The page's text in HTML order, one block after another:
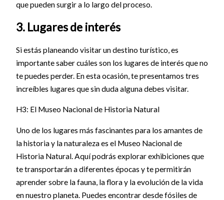
que pueden surgir a lo largo del proceso.
3. Lugares de interés
Si estás planeando visitar un destino turístico, es
importante saber cuáles son los lugares de interés que no
te puedes perder. En esta ocasión, te presentamos tres
increíbles lugares que sin duda alguna debes visitar.
H3: El Museo Nacional de Historia Natural
Uno de los lugares más fascinantes para los amantes de
la historia y la naturaleza es el Museo Nacional de
Historia Natural. Aquí podrás explorar exhibiciones que
te transportarán a diferentes épocas y te permitirán
aprender sobre la fauna, la flora y la evolución de la vida
en nuestro planeta. Puedes encontrar desde fósiles de